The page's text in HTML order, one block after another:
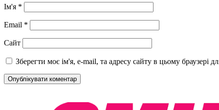
Ім'я *
Email *
Сайт
Зберегти моє ім'я, e-mail, та адресу сайту в цьому браузері